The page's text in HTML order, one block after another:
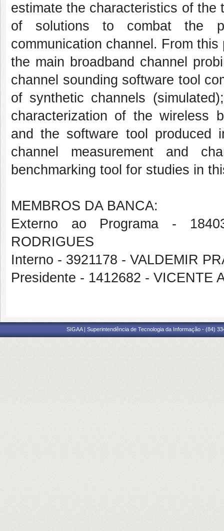
estimate the characteristics of the
of solutions to combat the
communication channel. From
the main broadband channel
channel sounding software tool
of synthetic channels
characterization of the wireless
and the software tool
channel measurement and
benchmarking tool for studies in
MEMBROS DA BANCA:
Externo ao Programa -
RODRIGUES
Interno - 3921178 - VALDEMIR
Presidente - 1412682 - VICENTE
SIGAA | Superintendência de Tecnologia da Informação - (84)